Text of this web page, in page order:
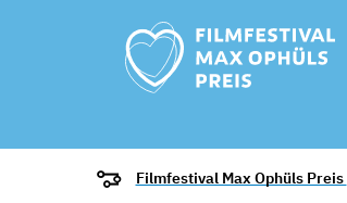
Filmfestival Max Ophüls Preis